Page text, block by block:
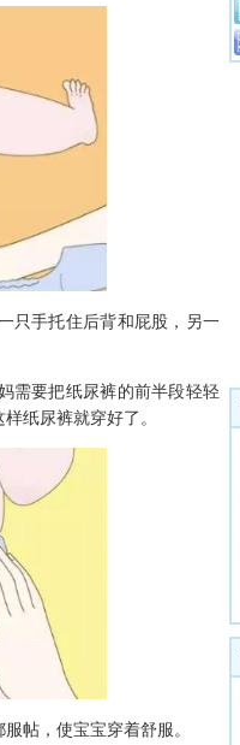
手托住后背和屁股，另一
要把纸尿裤的前半段轻轻
纸尿裤就穿好了。
帖，使宝宝穿着舒服。